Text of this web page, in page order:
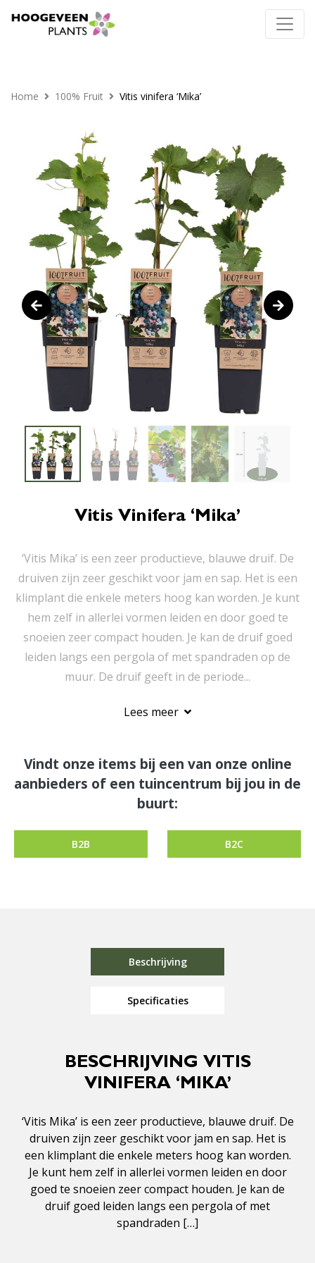
Home 100% Fruit Vitis vinifera ‘Mika’
Vitis Vinifera ‘Mika’
‘Vitis Mika’ is een zeer productieve, blauwe druif. De
druiven zijn zeer geschikt voor jam en sap. Het is een
klimplant die enkele meters hoog kan worden. Je kunt
hem zelf in allerlei vormen leiden en door goed te
snoeien zeer compact houden. Je kan de druif goed
leiden langs een pergola of met spandraden op de
muur. De druif geeft in de periode...
Lees meer
Vindt onze items bij een van onze online
aanbieders of een tuincentrum bij jou in de
buurt:
B2B B2C
Beschrijving
Specificaties
BESCHRIJVING VITIS
VINIFERA ‘MIKA’
‘Vitis Mika’ is een zeer productieve, blauwe druif. De
druiven zijn zeer geschikt voor jam en sap. Het is
een klimplant die enkele meters hoog kan worden.
Je kunt hem zelf in allerlei vormen leiden en door
goed te snoeien zeer compact houden. Je kan de
druif goed leiden langs een pergola of met
spandraden […]